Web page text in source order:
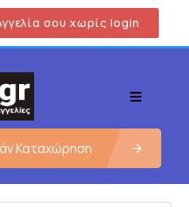
σου χωρίς login
Καταχώρηση